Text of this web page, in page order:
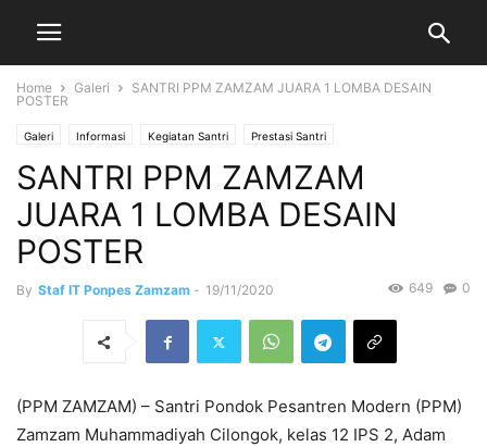
Home Galeri
SANTRI PPM ZAMZAM JUARA 1 LOMBA DESAIN
POSTER
Galeri Informasi Kegiatan Santri Prestasi Santri
SANTRI PPM ZAMZAM
JUARA 1 LOMBA DESAIN
POSTER
By Staf IT Ponpes Zamzam - 19/11/2020 0
649
(PPM ZAMZAM) – Santri Pondok Pesantren Modern (PPM)
Zamzam Muhammadiyah Cilongok, kelas 12 IPS 2, Adam